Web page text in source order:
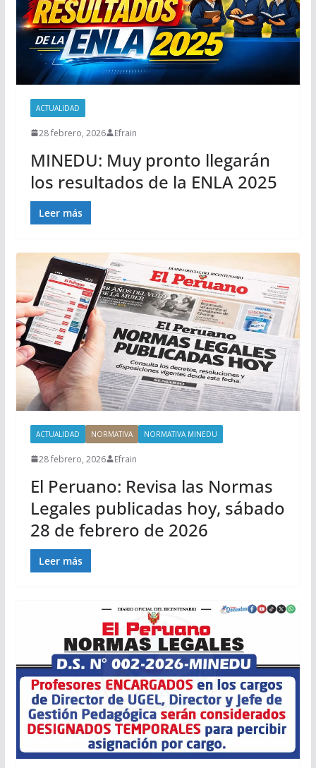
ACTUALIDAD
28 febrero, 2026 Efrain
MINEDU: Muy pronto llegarán
los resultados de la ENLA 2025
Leer más
ACTUALIDAD NORMATIVA NORMATIVA MINEDU
28 febrero, 2026 Efrain
El Peruano: Revisa las Normas
Legales publicadas hoy, sábado
28 de febrero de 2026
Leer más